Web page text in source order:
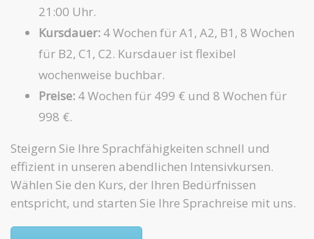
21:00 Uhr.
Kursdauer:4 Wochen für A1, A2, B1, 8 Wochen
für B2, C1, C2. Kursdauer ist flexibel
wochenweise buchbar.
Preise:4 Wochen für 499 € und 8 Wochen für
998 €.
Steigern Sie Ihre Sprachfähigkeiten schnell und
effizient in unseren abendlichen Intensivkursen.
Wählen Sie den Kurs, der Ihren Bedürfnissen
entspricht, und starten Sie Ihre Sprachreise mit uns.